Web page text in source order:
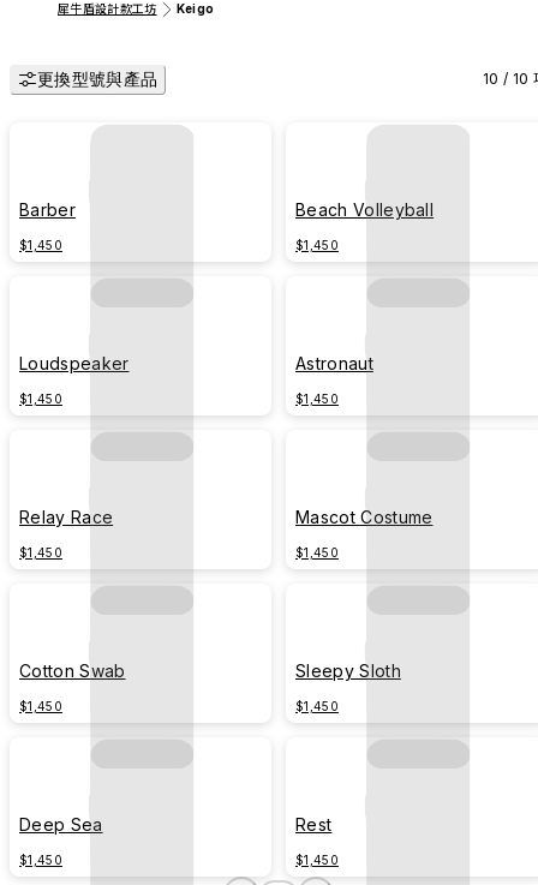
犀牛盾設計款工坊 Keigo
更換型號與產品 10 / 10
Barber
$1,450
Beach Volleyball
$1,450
Loudspeaker
$1,450
Astronaut
$1,450
Relay Race
$1,450
Mascot Costume
$1,450
Cotton Swab
$1,450
Sleepy Sloth
$1,450
Deep Sea
$1,450
Rest
$1,450